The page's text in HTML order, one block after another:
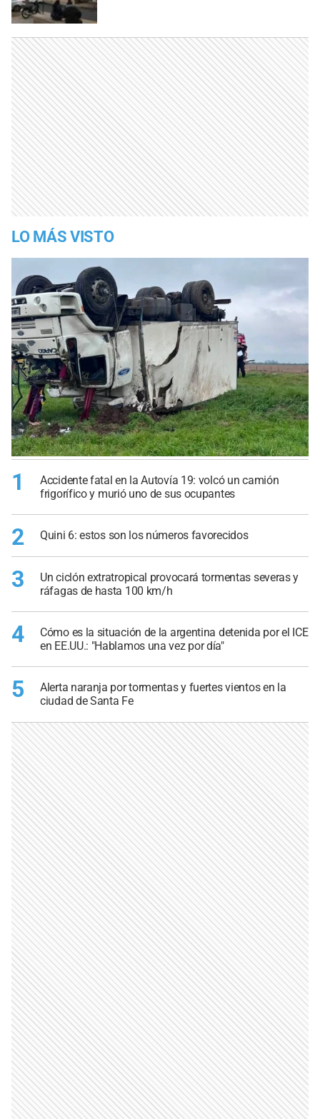
LO MÁS VISTO
1
Accidente fatal en la Autovía 19: volcó un camión
frigorífico y murió uno de sus ocupantes
2 Quini 6: estos son los números favorecidos
3
Un ciclón extratropical provocará tormentas severas y
ráfagas de hasta 100 km/h
4
Cómo es la situación de la argentina detenida por el ICE
en EE.UU.: "Hablamos una vez por día"
5
Alerta naranja por tormentas y fuertes vientos en la
ciudad de Santa Fe